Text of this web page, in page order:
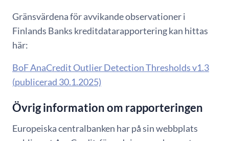
Gränsvärdena för avvikande observationer i
Finlands Banks kreditdatarapportering kan hittas
här:
BoF AnaCredit Outlier Detection Thresholds v1.3
(publicerad 30.1.2025)
​Övrig information om rapporteringen
Europeiska centralbanken har på sin webbplats